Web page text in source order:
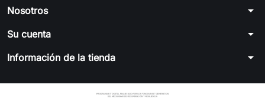
Nosotros arrow_drop_down
Su cuenta arrow_drop_down
Información de la tienda arrow_drop_down